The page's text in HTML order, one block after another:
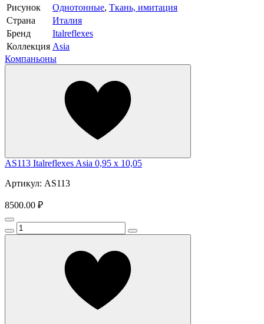
Рисунок
Однотонные, Ткань, имитация
Страна
Италия
Бренд
Italreflexes
Коллекция Asia
Компаньоны
AS113 Italreflexes Asia 0,95 x 10,05
Артикул: AS113
8500.00 ₽